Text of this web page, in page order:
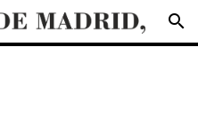
search